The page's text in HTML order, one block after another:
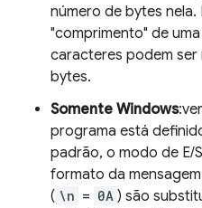
número de bytes
"comprimento" de
caracteres podem
bytes.
Somente Windows
programa está
padrão, o modo de E/
formato da
( \n = 0A ) são